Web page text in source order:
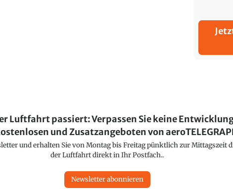
Luftfahrt passiert: Verpassen Sie keine
und Zusatzangeboten von
und erhalten Sie von Montag bis Freitag pünktlich zur Mittagszeit
der Luftfahrt direkt in Ihr Postfach..
Newsletter abonnieren